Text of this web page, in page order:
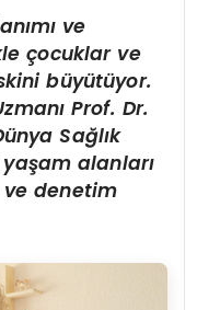
ve
çocuklar ve
büyütüyor.
Prof. Dr.
Sağlık
alanları
denetim